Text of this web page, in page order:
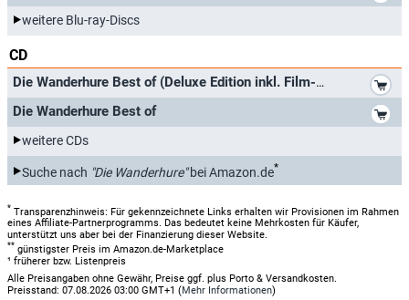
weitere Blu-ray-Discs
CD
Die Wanderhure Best of (Deluxe Edition inkl. Film-DVD) Teil 3
Die Wanderhure Best of
weitere CDs
Suche nach "Die Wanderhure"bei Amazon.de*
* Transparenzhinweis: Für gekennzeichnete Links erhalten wir Provisionen im Rahmen
eines Affiliate-Partnerprogramms. Das bedeutet keine Mehrkosten für Käufer,
unterstützt uns aber bei der Finanzierung dieser Website.
** günstigster Preis im Amazon.de-Marketplace
¹ früherer bzw. Listenpreis
Alle Preisangaben ohne Gewähr, Preise ggf. plus Porto & Versandkosten.
Preisstand: 07.08.2026 03:00 GMT+1 (Mehr Informationen)